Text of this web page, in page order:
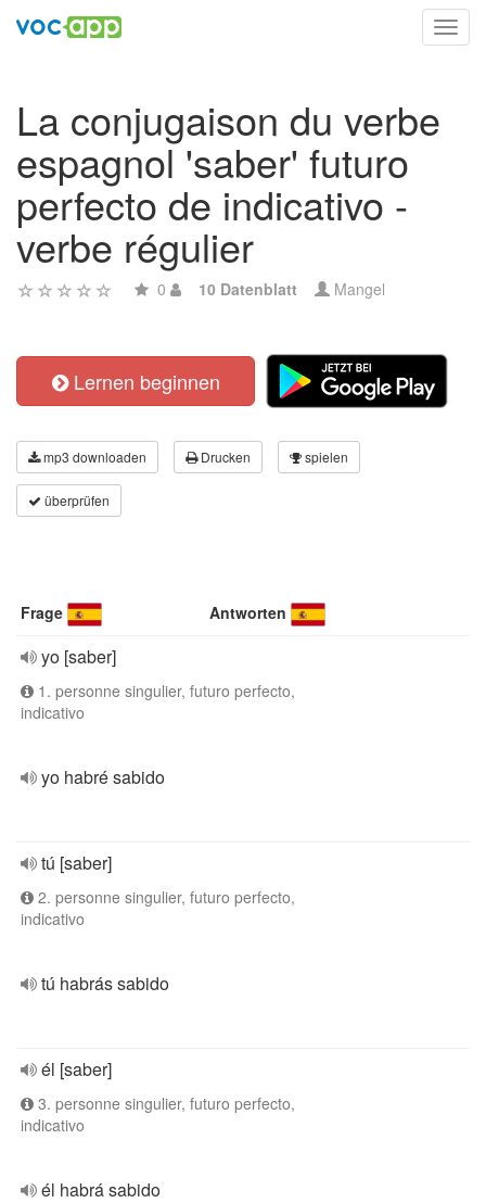
La conjugaison du verbe
espagnol 'saber' futuro
perfecto de indicativo -
verbe régulier
0 10 Datenblatt Mangel
Lernen beginnen
mp3 downloaden Drucken spielen
überprüfen
Frage Antworten
yo [saber]
1. personne singulier, futuro perfecto,
indicativo
yo habré sabido
tú [saber]
2. personne singulier, futuro perfecto,
indicativo
tú habrás sabido
él [saber]
3. personne singulier, futuro perfecto,
indicativo
él habrá sabido